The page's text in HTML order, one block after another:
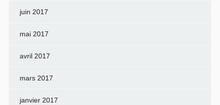
juin 2017
mai 2017
avril 2017
mars 2017
janvier 2017